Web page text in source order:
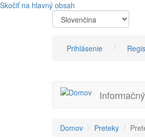
Skočiť na hlavný obsah
Prihlásenie
Domov Preteky